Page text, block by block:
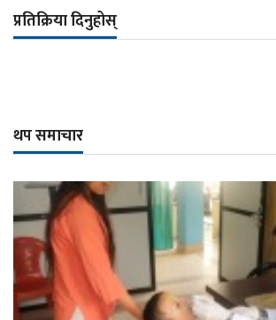
प्रतिक्रिया दिनुहोस्
थप समाचार